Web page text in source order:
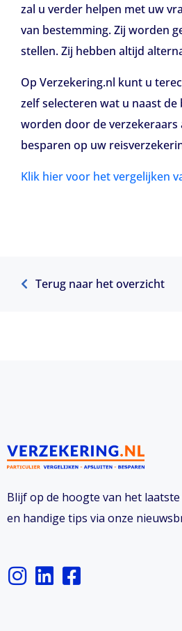
zal u verder helpen met uw
van bestemming. Zij worden
stellen. Zij hebben altijd
Op Verzekering.nl kunt u
zelf selecteren wat u naast
worden door de
besparen op uw
Klik hier voor het vergelijken
Terug naar het overzicht
Blijf op de hoogte van het
en handige tips via onze
I
n
L
i
F
a